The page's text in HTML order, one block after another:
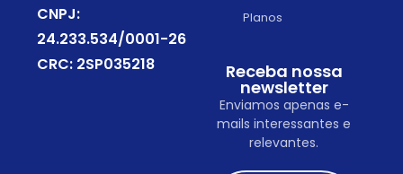
CNPJ:
24.233.534/0001-26
CRC: 2SP035218
Planos
Receba nossa
newsletter
Enviamos apenas e-
mails interessantes e
relevantes.